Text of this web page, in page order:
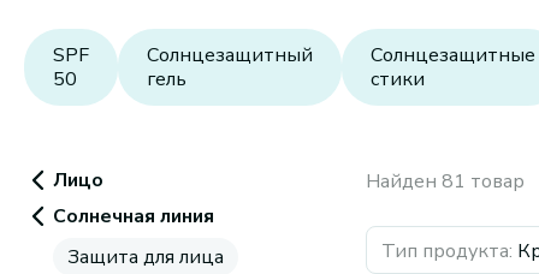
SPF
50
Солнцезащитный
гель
Солнцезащитные
стики
Лицо
Солнечная линия
Защита для лица
Найден 81 товар
Тип продукта: